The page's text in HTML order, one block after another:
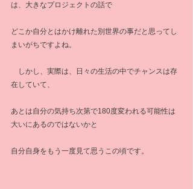
は、大きなプロジェクトの話で
どこか自分とはかけ離れた別世界の事だと思ってし
まいがちですよね。
しかし、実際は、日々の生活の中でチャンスは存
在していて、
あとは自分の気持ち次第で180度変われる可能性は
大いにあるのではないかと
自分自身をもう一度見て思うこの頃です。